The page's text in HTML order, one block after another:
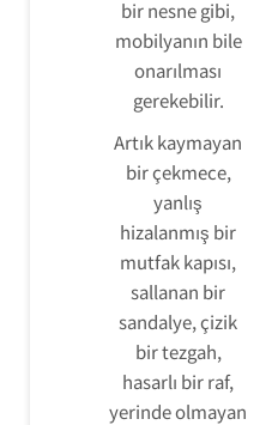
bir nesne gibi,
mobilyanın bile
onarılması
gerekebilir.
Artık kaymayan
bir çekmece,
yanlış
hizalanmış bir
mutfak kapısı,
sallanan bir
sandalye, çizik
bir tezgah,
hasarlı bir raf,
yerinde olmayan